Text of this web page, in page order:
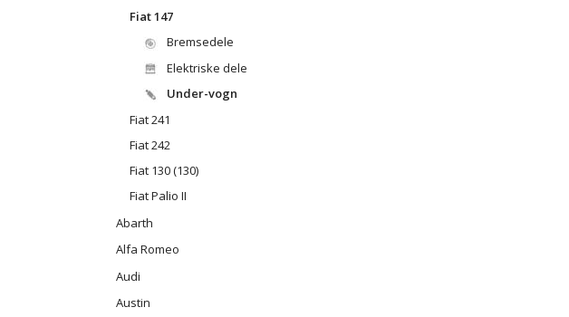
Fiat 147
Bremsedele
Elektriske dele
Under-vogn
Fiat 241
Fiat 242
Fiat 130 (130)
Fiat Palio II
Abarth
Alfa Romeo
Audi
Austin